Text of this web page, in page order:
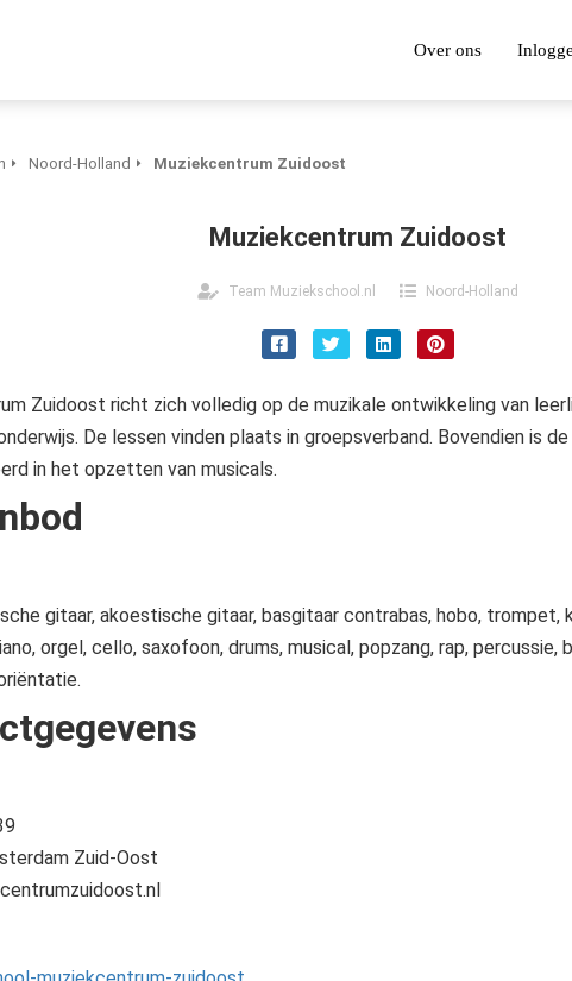
Over ons
Noord-Holland Muziekcentrum Zuidoost
Muziekcentrum Zuidoost
Team Muziekschool.nl Noord-Holland
Zuidoost richt zich volledig op de muzikale ontwikkeling van
De lessen vinden plaats in groepsverband. Bovendien is
in het opzetten van musicals.
gitaar, akoestische gitaar, basgitaar contrabas, hobo, trompet,
orgel, cello, saxofoon, drums, musical, popzang, rap, percussie,
Zuid-Oost